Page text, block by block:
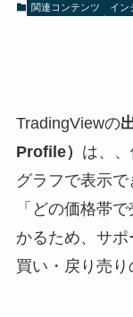
関連コンテンツ イン
TradingViewの
Profile） は、
グラフで表示で
「どの価格帯
かるため、サ
買い・戻り売り